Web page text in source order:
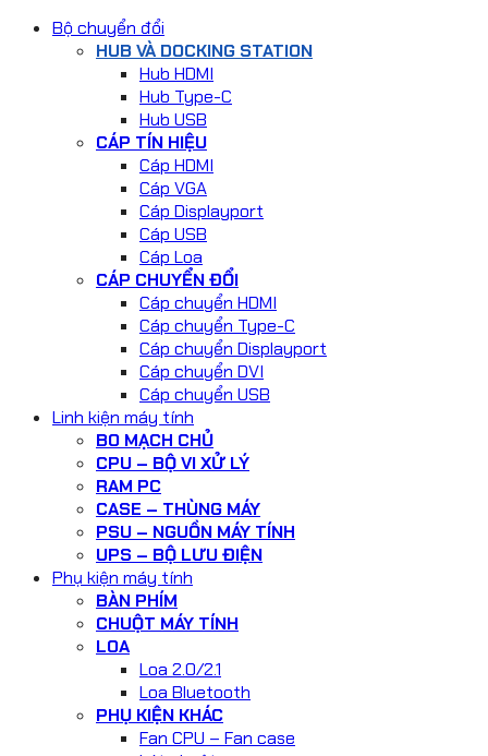
Bộ chuyển đổi
HUB VÀ DOCKING STATION
Hub HDMI
Hub Type-C
Hub USB
CÁP TÍN HIỆU
Cáp HDMI
Cáp VGA
Cáp Displayport
Cáp USB
Cáp Loa
CÁP CHUYỂN ĐỔI
Cáp chuyển HDMI
Cáp chuyển Type-C
Cáp chuyển Displayport
Cáp chuyển DVI
Cáp chuyển USB
Linh kiện máy tính
BO MẠCH CHỦ
CPU – BỘ VI XỬ LÝ
RAM PC
CASE – THÙNG MÁY
PSU – NGUỒN MÁY TÍNH
UPS – BỘ LƯU ĐIỆN
Phụ kiện máy tính
BÀN PHÍM
CHUỘT MÁY TÍNH
LOA
Loa 2.0/2.1
Loa Bluetooth
PHỤ KIỆN KHÁC
Fan CPU – Fan case